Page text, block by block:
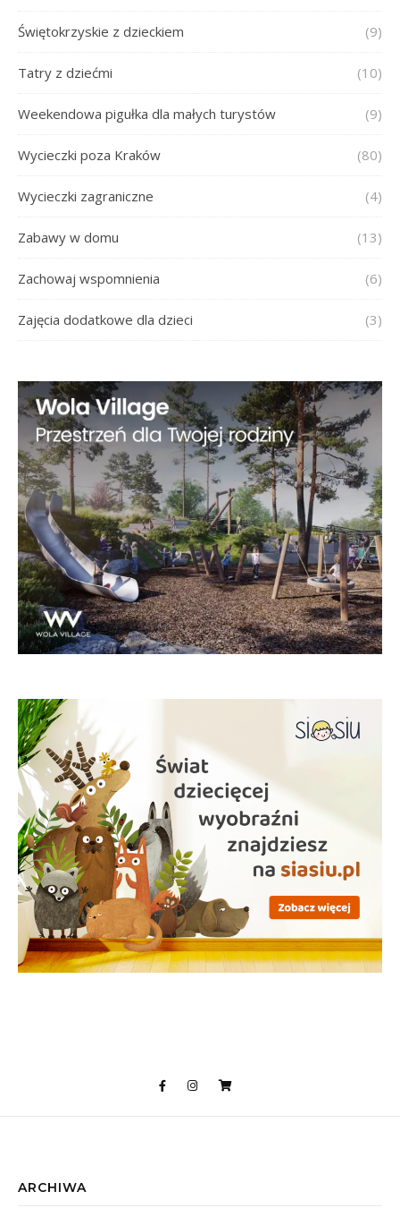
Świętokrzyskie z dzieckiem (9)
Tatry z dziećmi (10)
Weekendowa pigułka dla małych turystów (9)
Wycieczki poza Kraków (80)
Wycieczki zagraniczne (4)
Zabawy w domu (13)
Zachowaj wspomnienia (6)
Zajęcia dodatkowe dla dzieci (3)
ARCHIWA